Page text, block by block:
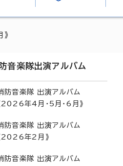
音楽隊出演アルバム
防音楽隊 出演アルバム
2026年4月・5月・6月》
防音楽隊 出演アルバム
2026年2月》
防音楽隊 出演アルバム